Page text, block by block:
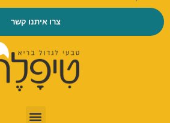
צרו איתנו קשר